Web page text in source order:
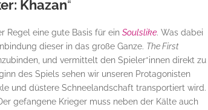
Khazan“
Regel eine gute Basis für einSoulslike. Was dabei
dieser in das große Ganze. The First
und vermittelt den Spieler*innen direkt zu
des Spiels sehen wir unseren Protagonisten
und düstere Schneelandschaft transportiert wird.
gefangene Krieger muss neben der Kälte auch